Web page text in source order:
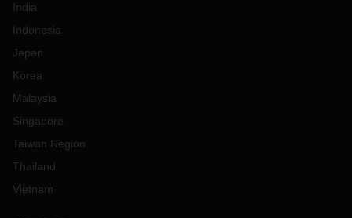
India
Indonesia
Japan
Korea
Malaysia
Singapore
Taiwan Region
Thailand
Vietnam